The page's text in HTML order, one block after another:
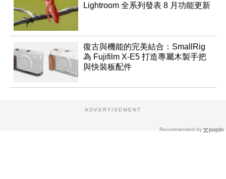
Lightroom 全系列發表 8 月功能更新
復古與機能的完美結合：SmallRig
為 Fujifilm X-E5 打造專屬木製手把
與快裝板配件
Recommended by
ADVERTISEMENT